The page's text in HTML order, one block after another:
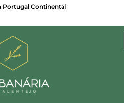
Portugal Continental